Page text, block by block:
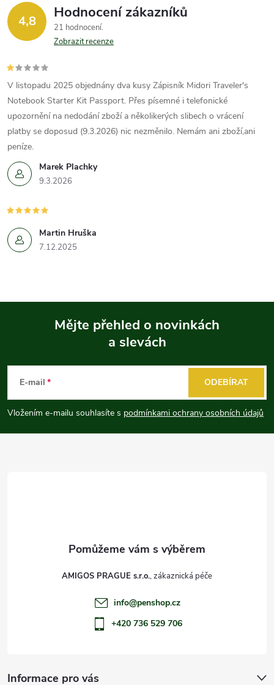
4,8 Hodnocení zákazníků
21 hodnocení
Zobrazit recenze
Marek Plachky
9.3.2026
V listopadu 2025 objednány dva kusy Zápisník Midori Traveler's
Notebook Starter Kit Passport. Přes písemné i telefonické
upozornění na nedodání zboží a několikerých slibech o vrácení
platby se doposud (9.3.2026) nic nezměnilo. Nemám ani zboží,ani
peníze.
Martin Hruška
7.12.2025
p
a
Mějte přehled o novinkách
a slevách
E-mail
Vložením e-mailu souhlasíte s podmínkami ochrany osobních údajů
ODEBÍRAT
Informace pro vás
AMIGOS PRAGUE s.r.o.
info@penshop.cz
+420 736 529 706